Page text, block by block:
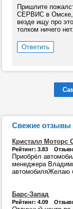
Пришлите
СЕРВИС в Омске,
везде ищу про
толком ничего нет.
Ответить
Свежие отзывы
Кристалл Моторс
Рейтинг: 3.83
Приобрёл
менеджера
автомобиляЖелаю
Барс-Запад
Рейтинг: 4.09